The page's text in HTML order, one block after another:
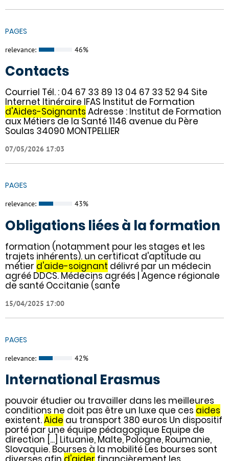
PAGES
relevance: 46%
Contacts
Courriel Tél. : 04 67 33 89 13 04 67 33 52 94 Site
Internet Itinéraire IFAS Institut de Formation
d'Aides-Soignants Adresse : Institut de Formation
aux Métiers de la Santé 1146 avenue du Père
Soulas 34090 MONTPELLIER
07/05/2026 17:03
PAGES
relevance: 43%
Obligations liées à la formation
formation (notamment pour les stages et les
trajets inhérents). un certificat d'aptitude au
métier d'aide-soignant délivré par un médecin
agréé DDCS. Médecins agréés | Agence régionale
de santé Occitanie (sante
15/04/2025 17:00
PAGES
relevance: 42%
International Erasmus
pouvoir étudier ou travailler dans les meilleures
conditions ne doit pas être un luxe que ces aides
existent.Aide au transport 380 euros Un dispositif
porté par une équipe pédagogique Equipe de
direction [...] Lituanie, Malte, Pologne, Roumanie,
Slovaquie. Bourses à la mobilité Les bourses sont